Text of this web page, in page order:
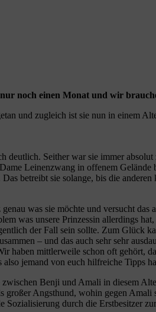
noch einen Monat und wir
und zugleich ist sie nun in einem
Seither war sie immer
Leinenzwang in offenem
betreibt sie solange, bis die
was sie möchte und versucht
was unsere Prinzessin allerdings
der Fall sein sollte. Zum
– und das auch sehr sehr
haben mittlerweile schon oft gehört,
jemand von euch hilfreiche Tipps
Benji und Amali in diesem
Angsthund, wohin gegen
Sozialisierung durch die Erstbesitzer